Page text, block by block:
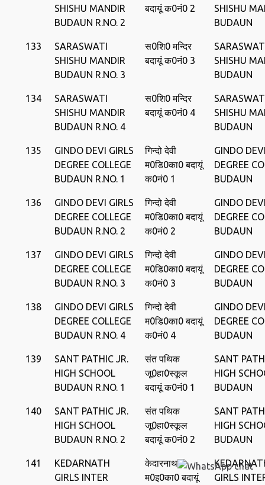
SHISHU MANDIR
BUDAUN R.NO. 2
बदायूं क0नं0 2
SHISHU
BUDAUN
133
SARASWATI
SHISHU MANDIR
BUDAUN R.NO. 3
स0शि0 मन्दिर
बदायूं क0नं0 3
SHISHU
BUDAUN
134
SARASWATI
SHISHU MANDIR
BUDAUN R.NO. 4
स0शि0 मन्दिर
बदायूं क0नं0 4
SHISHU
BUDAUN
135
GINDO DEVI GIRLS
DEGREE COLLEGE
BUDAUN R.NO. 1
गिन्‍दो देवी
म0डि0का0 बदायूं
क0नं0 1
GINDO
DEGREE
BUDAUN
136
GINDO DEVI GIRLS
DEGREE COLLEGE
BUDAUN R.NO. 2
गिन्‍दो देवी
म0डि0का0 बदायूं
क0नं0 2
GINDO
DEGREE
BUDAUN
137
GINDO DEVI GIRLS
DEGREE COLLEGE
BUDAUN R.NO. 3
गिन्‍दो देवी
म0डि0का0 बदायूं
क0नं0 3
GINDO
DEGREE
BUDAUN
138
GINDO DEVI GIRLS
DEGREE COLLEGE
BUDAUN R.NO. 4
गिन्‍दो देवी
म0डि0का0 बदायूं
क0नं0 4
GINDO
DEGREE
BUDAUN
139
SANT PATHIC JR.
HIGH SCHOOL
BUDAUN R.NO. 1
संत पथिक
जू0हा0स्‍कूल
बदायूं क0नं0 1
SANT
HIGH
BUDAUN
140
SANT PATHIC JR.
HIGH SCHOOL
BUDAUN R.NO. 2
संत पथिक
जू0हा0स्‍कूल
बदायूं क0नं0 2
SANT
HIGH
BUDAUN
141
KEDARNATH
GIRLS INTER
केदारनाथ
म0इ0का0 बदायूं
GIRLS